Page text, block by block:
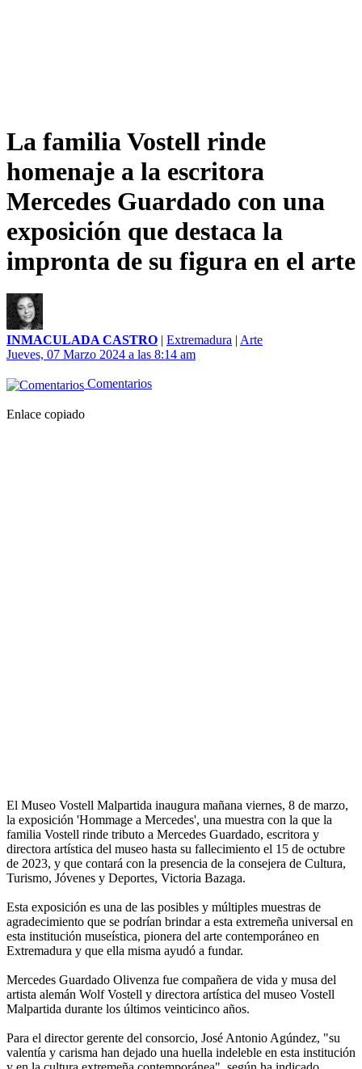
La familia Vostell rinde
homenaje a la escritora
Mercedes Guardado con una
exposición que destaca la
impronta de su figura en el arte
INMACULADA CASTRO | Extremadura | Arte
Jueves, 07 Marzo 2024 a las 8:14 am
Comentarios
Enlace copiado
El Museo Vostell Malpartida inaugura mañana viernes, 8 de marzo,
la exposición 'Hommage a Mercedes', una muestra con la que la
familia Vostell rinde tributo a Mercedes Guardado, escritora y
directora artística del museo hasta su fallecimiento el 15 de octubre
de 2023, y que contará con la presencia de la consejera de Cultura,
Turismo, Jóvenes y Deportes, Victoria Bazaga.
Esta exposición es una de las posibles y múltiples muestras de
agradecimiento que se podrían brindar a esta extremeña universal en
esta institución museística, pionera del arte contemporáneo en
Extremadura y que ella misma ayudó a fundar.
Mercedes Guardado Olivenza fue compañera de vida y musa del
artista alemán Wolf Vostell y directora artística del museo Vostell
Malpartida durante los últimos veinticinco años.
Para el director gerente del consorcio, José Antonio Agúndez, "su
valentía y carisma han dejado una huella indeleble en esta institución